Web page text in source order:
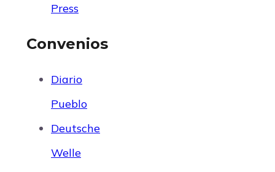
Press
Convenios
Diario
Pueblo
Deutsche
Welle